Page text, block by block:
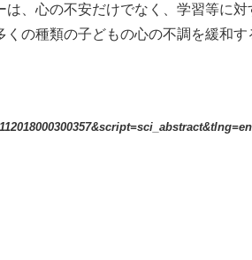
、心の不安だけでなく、学習等に
の種類の子どもの心の不調を緩和す